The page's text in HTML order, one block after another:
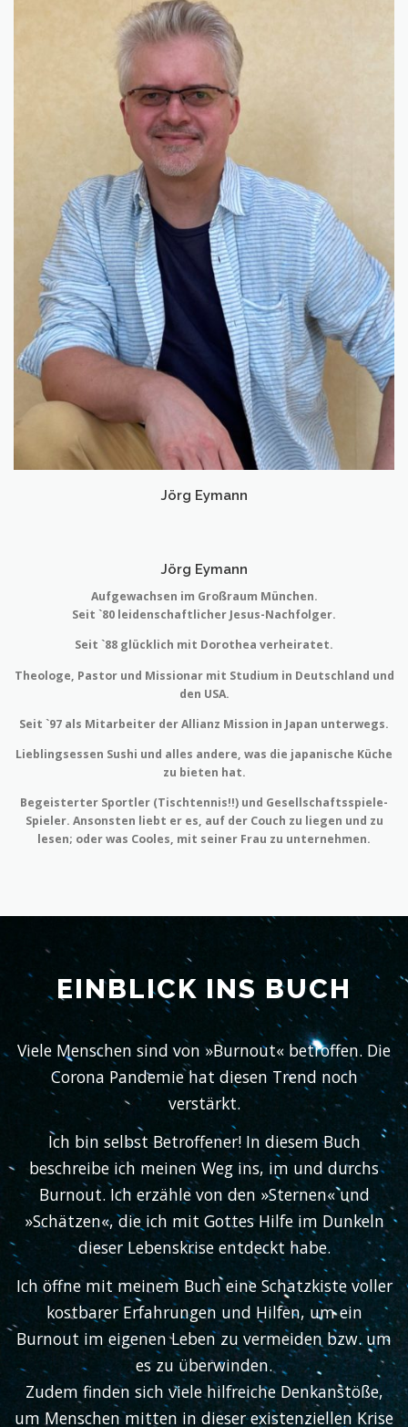
Jörg Eymann
Jörg Eymann
Aufgewachsen im Großraum München.
Seit `80 leidenschaftlicher Jesus-Nachfolger.
Seit `88 glücklich mit Dorothea verheiratet.
Theologe, Pastor und Missionar mit Studium in Deutschland und
den USA.
Seit `97 als Mitarbeiter der Allianz Mission in Japan unterwegs.
Lieblingsessen Sushi und alles andere, was die japanische Küche
zu bieten hat.
Begeisterter Sportler (Tischtennis!!) und Gesellschaftsspiele-
Spieler. Ansonsten liebt er es, auf der Couch zu liegen und zu
lesen; oder was Cooles, mit seiner Frau zu unternehmen.
EINBLICK INS BUCH
Viele Menschen sind von »Burnout« betroffen. Die
Corona Pandemie hat diesen Trend noch
verstärkt.
Ich bin selbst Betroffener! In diesem Buch
beschreibe ich meinen Weg ins, im und durchs
Burnout. Ich erzähle von den »Sternen« und
»Schätzen«, die ich mit Gottes Hilfe im Dunkeln
dieser Lebenskrise entdeckt habe.
Ich öffne mit meinem Buch eine Schatzkiste voller
kostbarer Erfahrungen und Hilfen, um ein
Burnout im eigenen Leben zu vermeiden bzw. um
es zu überwinden.
Zudem finden sich viele hilfreiche Denkanstöße,
um Menschen mitten in dieser existenziellen Krise